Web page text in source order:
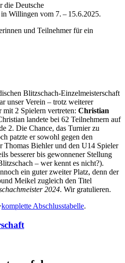
die Deutsche
Willingen vom 7. – 15.6.2025.
und Teilnehmer für ein
Blitzschach-Einzelmeisterschaft
unser Verein – trotz weiterer
mit 2 Spielern vertreten: Christian
landete bei 62 Teilnehmern auf
2. Die Chance, das Turnier zu
patzte er sowohl gegen den
Thomas Biehler und den U14 Spieler
besserer bis gewonnener Stellung
– wer kennt es nicht?).
ein guter zweiter Platz, denn der
Meikel zugleich den Titel
2024. Wir gratulieren.
komplette Abschlusstabelle.